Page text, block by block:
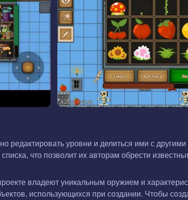
уровни и делиться ими с другими
что позволит их авторам обрести
владеют уникальным оружием и
использующихся при создании. Чтобы